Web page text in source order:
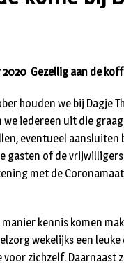
2020 Gezellig aan de
houden we bij Dagje
iedereen uit die
eventueel
gasten of de
met de
kennis komen
wekelijks een
zichzelf. Daarnaast